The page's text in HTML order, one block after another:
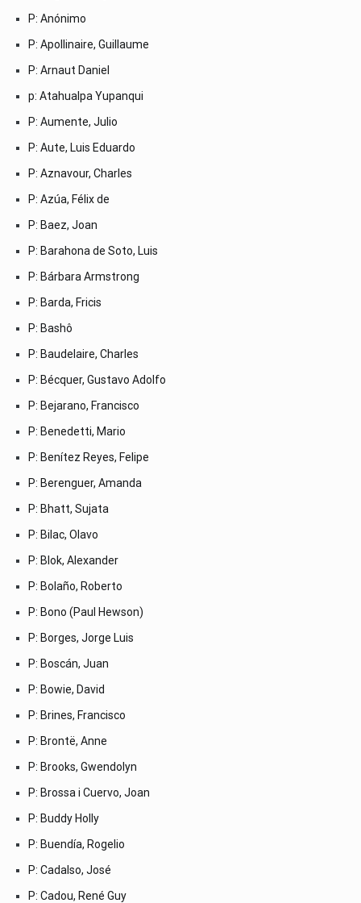
P: Anónimo
P: Apollinaire, Guillaume
P: Arnaut Daniel
p: Atahualpa Yupanqui
P: Aumente, Julio
P: Aute, Luis Eduardo
P: Aznavour, Charles
P: Azúa, Félix de
P: Baez, Joan
P: Barahona de Soto, Luis
P: Bárbara Armstrong
P: Barda, Fricis
P: Bashô
P: Baudelaire, Charles
P: Bécquer, Gustavo Adolfo
P: Bejarano, Francisco
P: Benedetti, Mario
P: Benítez Reyes, Felipe
P: Berenguer, Amanda
P: Bhatt, Sujata
P: Bilac, Olavo
P: Blok, Alexander
P: Bolaño, Roberto
P: Bono (Paul Hewson)
P: Borges, Jorge Luis
P: Boscán, Juan
P: Bowie, David
P: Brines, Francisco
P: Brontë, Anne
P: Brooks, Gwendolyn
P: Brossa i Cuervo, Joan
P: Buddy Holly
P: Buendía, Rogelio
P: Cadalso, José
P: Cadou, René Guy